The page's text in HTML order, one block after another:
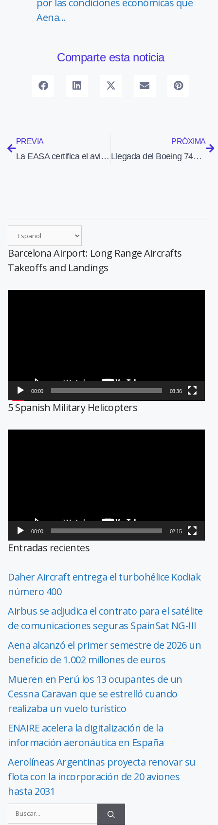
Aena…
Comparte esta noticia
PREVIA
La EASA certifica el avión de cuatro plazas APM-40 Simba
PRÓXIMA
Llegada del Boeing 747-8I a París – Le Bourget 2011
Barcelona Airport: Long Range Aircrafts
Takeoffs and Landings
00:00 03:36
5 Spanish Military Helicopters
00:00 02:15
Entradas recientes
Daher Aircraft entrega el turbohélice Kodiak
número 400
Airbus se adjudica el contrato para el satélite
de comunicaciones seguras SpainSat NG-III
Aena alcanzó el primer semestre de 2026 un
beneficio de 1.002 millones de euros
Mueren en Perú los 13 ocupantes de un
Cessna Caravan que se estrelló cuando
realizaba un vuelo turístico
ENAIRE acelera la digitalización de la
información aeronáutica en España
Aerolíneas Argentinas proyecta renovar su
flota con la incorporación de 20 aviones
hasta 2031